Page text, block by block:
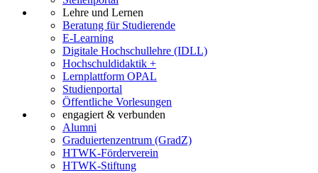
Lehre und Lernen
Beratung für Studierende
E-Learning
Digitale Hochschullehre (IDLL)
Hochschuldidaktik +
Lernplattform OPAL
Studienportal
Öffentliche Vorlesungen
engagiert & verbunden
Alumni
Graduiertenzentrum (GradZ)
HTWK-Förderverein
HTWK-Stiftung